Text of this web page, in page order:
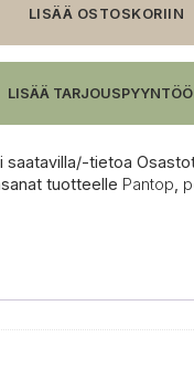
LISÄÄ OSTOSKORIIN
LISÄÄ
saatavilla/-tietoa
tuotteelle Pantop